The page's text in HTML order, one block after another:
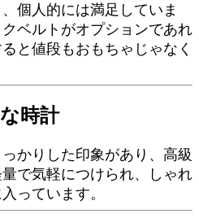
個人的には満足していま
ベルトがオプションであれ
と値段もおもちゃじゃなく
時計
かりした印象があり、高級
で気軽につけられ、しゃれ
っています。